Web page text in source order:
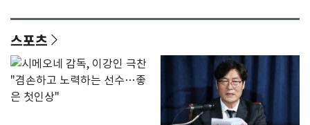
스포츠